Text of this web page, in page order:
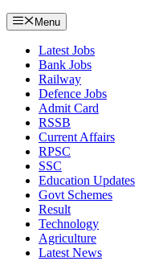
Menu
Latest Jobs
Bank Jobs
Railway
Defence Jobs
Admit Card
RSSB
Current Affairs
RPSC
SSC
Education Updates
Govt Schemes
Result
Technology
Agriculture
Latest News